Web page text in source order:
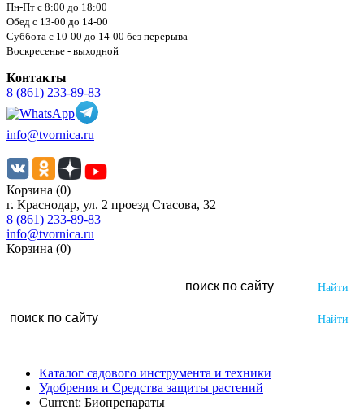
Пн-Пт с 8:00 до 18:00
Обед с 13-00 до 14-00
Суббота с 10-00 до 14-00 без перерыва
Воскресенье - выходной
Контакты
8 (861) 233-89-83
info@tvornica.ru
Корзина (0)
г. Краснодар, ул. 2 проезд Стасова, 32
8 (861) 233-89-83
info@tvornica.ru
Корзина (0)
Каталог садового инструмента и техники
Удобрения и Средства защиты растений
Current: Биопрепараты